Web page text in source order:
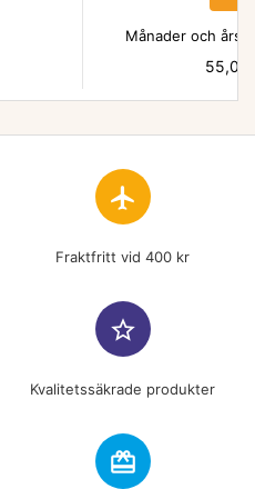
Månader och
Pris
55,00
flight
Fraktfritt vid 400 kr
star_border
Kvalitetssäkrade produkter
redeem